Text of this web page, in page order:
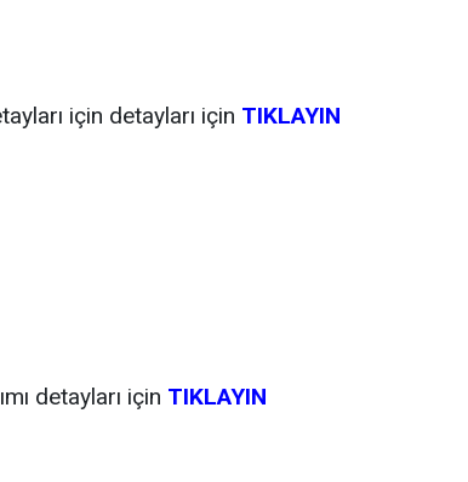
için detayları için TIKLAYIN
detayları için TIKLAYIN